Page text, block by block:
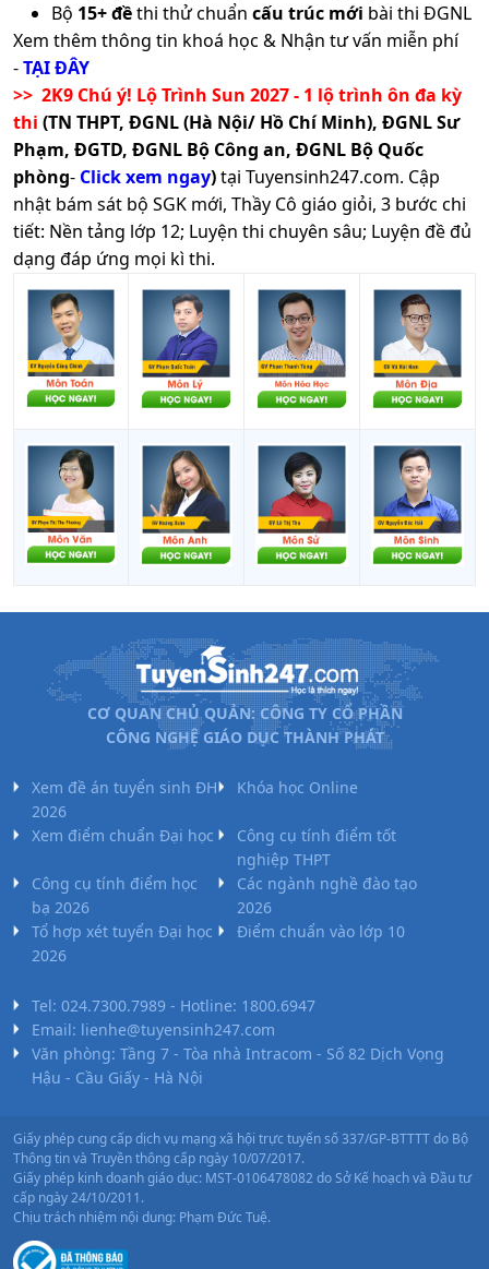
Bộ 15+ đềthi thử chuẩn cấu trúc mới bài thi ĐGNL
Xem thêm thông tin khoá học & Nhận tư vấn miễn phí
-TẠI ĐÂY
>> 2K9 Chú ý! Lộ Trình Sun 2027 - 1 lộ trình ôn đa kỳ
thi (TN THPT, ĐGNL (Hà Nội/ Hồ Chí Minh), ĐGNL Sư
Phạm, ĐGTD, ĐGNL Bộ Công an, ĐGNL Bộ Quốc
phòng- Click xem ngay)tại Tuyensinh247.com. Cập
nhật bám sát bộ SGK mới, Thầy Cô giáo giỏi, 3 bước chi
tiết: Nền tảng lớp 12; Luyện thi chuyên sâu; Luyện đề đủ
dạng đáp ứng mọi kì thi.
CƠ QUAN CHỦ QUẢN: CÔNG TY CỔ PHẦN
CÔNG NGHỆ GIÁO DỤC THÀNH PHÁT
Xem đề án tuyển sinh ĐH
2026
Khóa học Online
Xem điểm chuẩn Đại học
Công cụ tính điểm tốt
nghiệp THPT
Công cụ tính điểm học
bạ 2026
Các ngành nghề đào tạo
2026
Tổ hợp xét tuyển Đại học
2026
Điểm chuẩn vào lớp 10
Tel: 024.7300.7989 - Hotline: 1800.6947
Email: lienhe@tuyensinh247.com
Văn phòng: Tầng 7 - Tòa nhà Intracom - Số 82 Dịch Vọng
Hậu - Cầu Giấy - Hà Nội
Giấy phép cung cấp dịch vụ mạng xã hội trực tuyến số 337/GP-BTTTT do Bộ
Thông tin và Truyền thông cấp ngày 10/07/2017.
Giấy phép kinh doanh giáo dục: MST-0106478082 do Sở Kế hoạch và Đầu tư
cấp ngày 24/10/2011.
Chịu trách nhiệm nội dung: Phạm Đức Tuệ.